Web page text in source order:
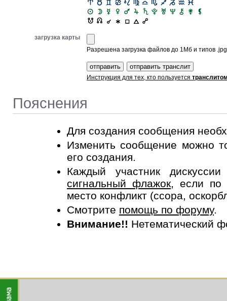
загрузка карты
Разрешена загрузка файлов до 1Мб и типов
Инструкция для тех, кто пользуется
Пояснения
Для создания сообщения
Изменить сообщение можно
его создания.
Каждый участник
сигнальный флажок, если по
место конфликт (ссора,
Смотрите помощь по форуму.
Внимание!! Нетематический